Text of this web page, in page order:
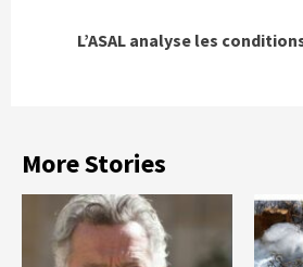
L’ASAL analyse les
More Stories